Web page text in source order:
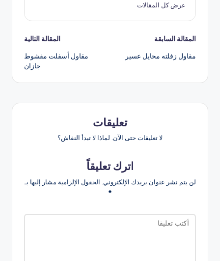
عرض كل المقالات
المقالة السابقة
مقاول زفلته محايل عسير
المقالة التالية
مقاول أسفلت مقشوط
جازان
تعليقات
لا تعليقات حتى الآن. لماذا لا تبدأ النقاش؟
اترك تعليقاً
لن يتم نشر عنوان بريدك الإلكتروني. الحقول الإلزامية مشار إليها بـ
*